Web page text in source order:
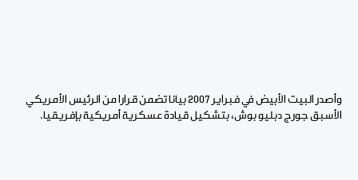
وأصدر البيت الأبيض في فبراير 2007 بيانا تضمن قرارا من الرئيس الأمريكي
الأسبق جورج دبليو بوش، بتشكيل قيادة عسكرية أمريكية بإفريقيا.